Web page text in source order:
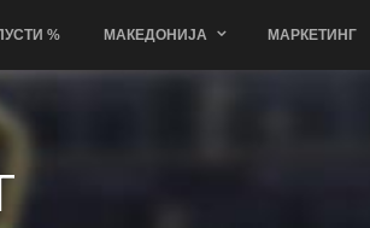
% МАКЕДОНИЈА МАРКЕТИНГ